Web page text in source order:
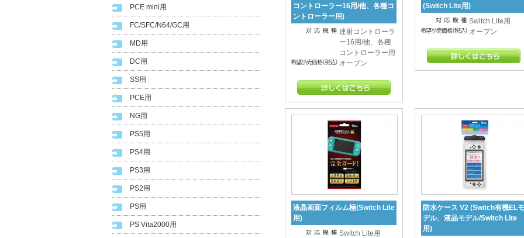
PCE mini用
FC/SFC/N64/GC用
MD用
DC用
SS用
PCE用
NG用
PS5用
PS4用
PS3用
PS2用
PS用
PS Vita2000用
コントローラー16用/他、各種コ
ントローラー用)
連射コントローラ
ー16用/他、各種
コントローラー用
オープン
(Switch Lite用)
Switch Lite用
オープン
液晶画面フィルム極(Switch Lite
用)
Switch Lite用
防水ケース V2 (Switch有機ELモ
デル、液晶モデル/Switch Lite
用)